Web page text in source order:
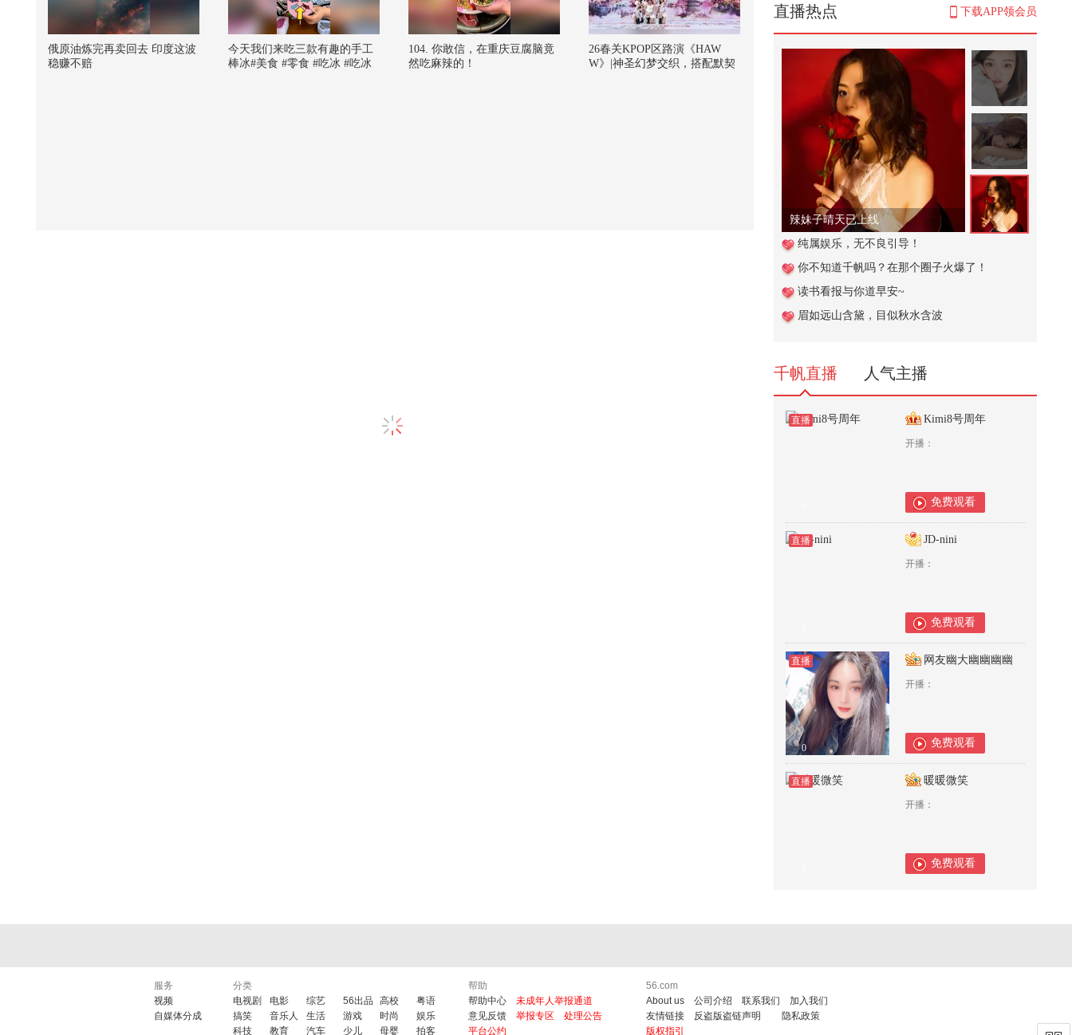
1944年的大后方，百姓用双手撑起
了国家
2026关注流舞蹈大赛 广州站后台对
话星推官&明星评委@杨泰瑞 ｜评
分...
952
什么样的子女才孝顺？怎样养儿才
能防老？
7,817
当文化遇上武打。热映电影《火遮
阳...
7,894
花一年时间，准备一份礼物
直播热点 下载APP领会员
辣妹子晴天已上线
纯属娱乐，无不良引导！
你不知道千帆吗？在那个圈子火爆了！
读书看报与你道早安~
眉如远山含黛，目似秋水含波
千帆直播 人气主播
直播 Kimi8号周年
开播：
免费观看
直播 JD-nini
开播：
免费观看
直播
0
网友幽大幽幽幽幽
开播：
免费观看
直播 暖暖微笑
开播：
免费观看
俄原油炼完再卖回去 印度这波
稳赚不赔
今天我们来吃三款有趣的手工
棒冰#美食 #零食 #吃冰 #吃冰
104. 你敢信，在重庆豆腐脑竟
然吃麻辣的！
26春关KPOP区路演《HAW
W》|神圣幻梦交织，搭配默契
服务
视频
自媒体分成
分类
电视剧
电影 综艺 56出品 高校
粤语
搞笑
音乐人 生活 游戏 时尚
娱乐
科技
教育 汽车 少儿 母婴 拍客
帮助
帮助中心
未成年人举报通道
意见反馈
举报专区
处理公告
平台公约
56.com
About us
公司介绍 联系我们
加入我们
友情链接
反盗版盗链声明
隐私政策
版权指引